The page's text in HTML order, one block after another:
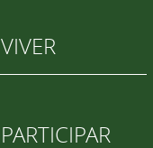
VIVER
PARTICIPAR